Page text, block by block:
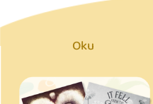
Oku